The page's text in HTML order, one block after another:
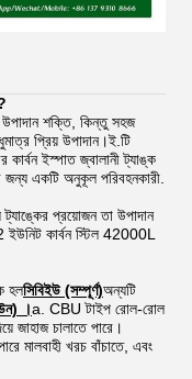
উপাদান শক্তি, কিন্তু সহজ
প্রিয় উপাদান।ই.টি
ইস্পাত জ্বালানী ট্যাঙ্ক
জন্য একটি অনুকূল পরিবহনকারী.
প্রয়োজন তা উপাদান
কার্বন স্টিল 42000L
হলসিবিইউ (সম্পূর্ণ)অন্যটি
।a. CBU টাইপ রোল-রোল
জাহাজ চালাতে পারে।
মালবাহী খরচ বাঁচাতে, এবং